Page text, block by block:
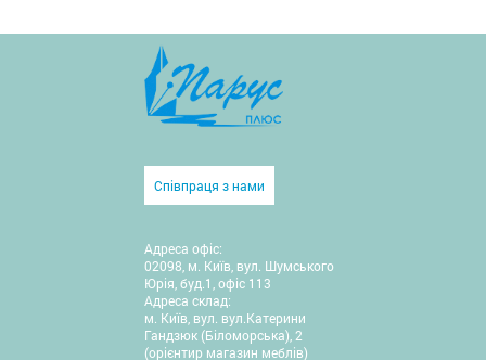
Співпраця з нами
Адреса офіс:
02098, м. Київ, вул. Шумського
Юрія, буд.1, офіс 113
Адреса склад:
м. Київ, вул. вул.Катерини
Гандзюк (Біломорська), 2
(орієнтир магазин меблів)